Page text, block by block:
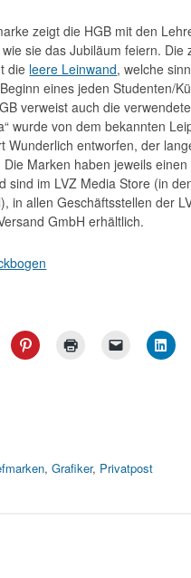
zeigt die HGB mit den
sie das Jubiläum feiern. Die
die leere Leinwand, welche
eines jeden Studenten/
verweist auch die verwendete
wurde von dem bekannten
Wunderlich entworfen, der
Marken haben jeweils einen
sind im LVZ Media Store (in
in allen Geschäftsstellen der
GmbH erhältlich.
,Grafiker, Privatpost